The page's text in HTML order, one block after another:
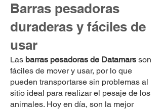
Barras pesadoras
duraderas y fáciles de
usar
Las barras pesadoras de Datamars son
fáciles de mover y usar, por lo que
pueden transportarse sin problemas al
sitio ideal para realizar el pesaje de los
animales. Hoy en día, son la mejor